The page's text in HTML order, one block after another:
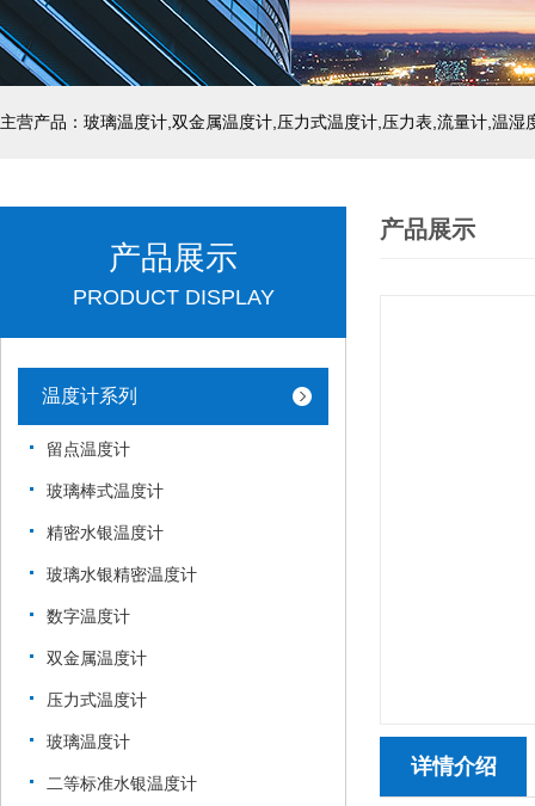
产品展示
PRODUCT DISPLAY
温度计系列
留点温度计
玻璃棒式温度计
精密水银温度计
玻璃水银精密温度计
数字温度计
双金属温度计
压力式温度计
玻璃温度计
二等标准水银温度计
产品展示
详情介绍